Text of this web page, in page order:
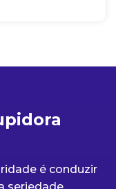
é conduzir
seriedade,